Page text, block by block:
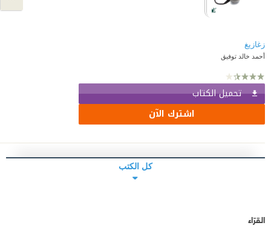
زغازيغ
أحمد خالد توفيق
تحميل الكتاب
اشترك الآن
كل الكتب
القرّاء